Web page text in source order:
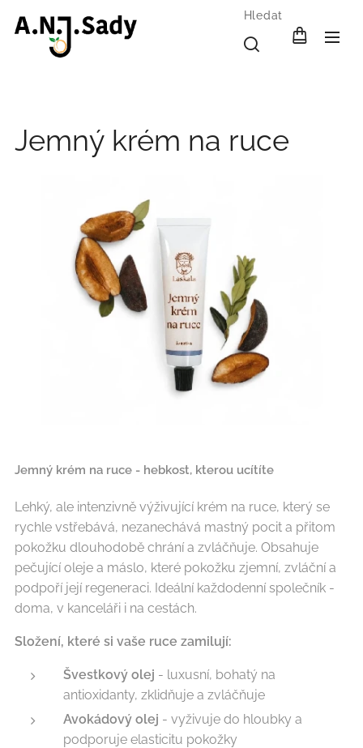
Hledat
Jemný krém na ruce
Jemný krém na ruce - hebkost, kterou ucítíte
Lehký, ale intenzivně výživující krém na ruce, který se
rychle vstřebává, nezanechává mastný pocit a přitom
pokožku dlouhodobě chrání a zvláčňuje. Obsahuje
pečující oleje a máslo, které pokožku zjemní, zvláční a
podpoří její regeneraci. Ideální každodenní společník -
doma, v kanceláři i na cestách.
Složení, které si vaše ruce zamilují:
Švestkový olej - luxusní, bohatý na
antioxidanty, zklidňuje a zvláčňuje
Avokádový olej - vyživuje do hloubky a
podporuje elasticitu pokožky